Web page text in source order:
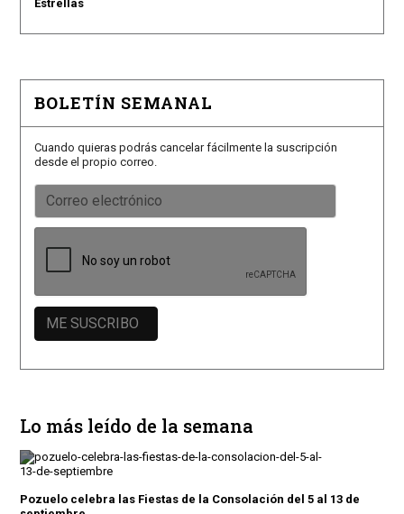
Estrellas
BOLETÍN SEMANAL
Cuando quieras podrás cancelar fácilmente la suscripción
desde el propio correo.
Lo más leído de la semana
Pozuelo celebra las Fiestas de la Consolación del 5 al 13 de